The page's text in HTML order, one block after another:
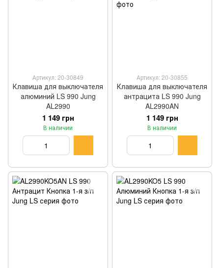
Артикул: 20-30849
Клавиша для выключателя
алюминий LS 990 Jung
AL2990
1 149 грн
В наличии
Артикул: 20-30855
Клавиша для выключателя
антрацита LS 990 Jung
AL2990AN
1 149 грн
В наличии